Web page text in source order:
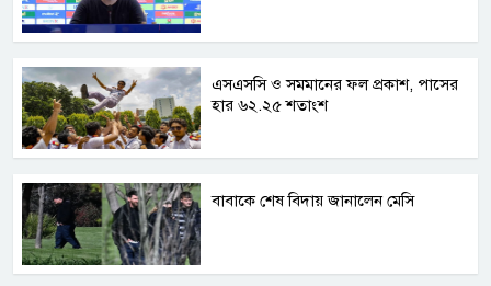
এসএসসি ও সমমানের ফল প্রকাশ, পাসের
হার ৬২.২৫ শতাংশ
বাবাকে শেষ বিদায় জানালেন মেসি